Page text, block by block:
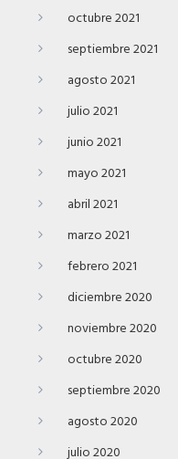
octubre 2021
septiembre 2021
agosto 2021
julio 2021
junio 2021
mayo 2021
abril 2021
marzo 2021
febrero 2021
diciembre 2020
noviembre 2020
octubre 2020
septiembre 2020
agosto 2020
julio 2020